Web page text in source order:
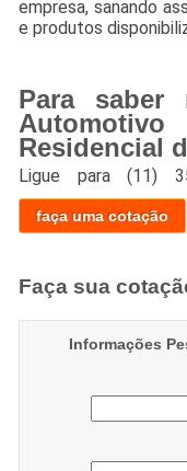
empresa, sanando
e produtos
Para saber
Residencial
Ligue para(11)
faça uma cotação
Faça sua
Informações